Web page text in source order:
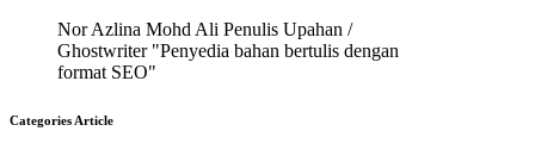
Nor Azlina Mohd Ali Penulis Upahan /
Ghostwriter "Penyedia bahan bertulis dengan
format SEO"
Categories Article